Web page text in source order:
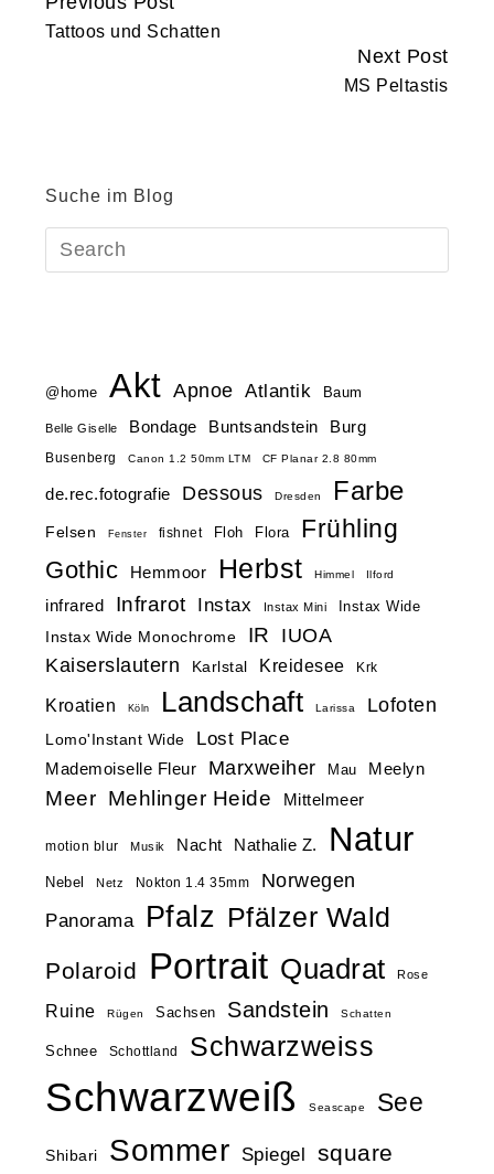
Continue
Reading
Tattoos und Schatten
Next Post
MS Peltastis
Suche im Blog
@home Akt Apnoe Atlantik Baum
Belle Giselle Bondage Buntsandstein Burg
Busenberg Canon 1.2 50mm LTM CF Planar 2.8 80mm
de.rec.fotografie Dessous Dresden Farbe
Felsen Fenster fishnet Floh Flora Frühling
Gothic Hemmoor Herbst Himmel Ilford
infrared Infrarot Instax Instax Mini
Instax Wide
Instax Wide Monochrome
IR
IUOA
Kaiserslautern
Karlstal Kreidesee Krk
Kroatien Köln Landschaft Larissa Lofoten
Lomo'Instant Wide Lost Place
Mademoiselle Fleur Marxweiher Mau Meelyn
Meer Mehlinger Heide Mittelmeer
motion blur Musik Nacht Nathalie Z. Natur
Nebel Netz Nokton 1.4 35mm Norwegen
Panorama Pfalz Pfälzer Wald
Polaroid Portrait Quadrat Rose
Ruine Rügen Sachsen Sandstein Schatten
Schnee Schottland Schwarzweiss
Schwarzweiß Seascape See
Shibari Sommer Spiegel square